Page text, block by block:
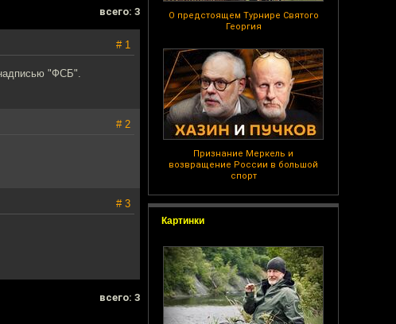
О предстоящем Турнире Святого
Георгия
Признание Меркель и
возвращение России в большой
спорт
Картинки
всего: 3
# 1
надписью "ФСБ".
# 2
# 3
всего: 3